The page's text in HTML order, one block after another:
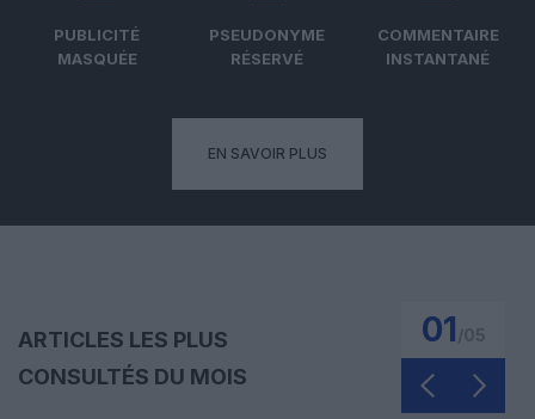
PUBLICITÉ
MASQUÉE
PSEUDONYME
RÉSERVÉ
COMMENTAIRE
INSTANTANÉ
EN SAVOIR PLUS
ARTICLES LES PLUS
CONSULTÉS DU MOIS
01